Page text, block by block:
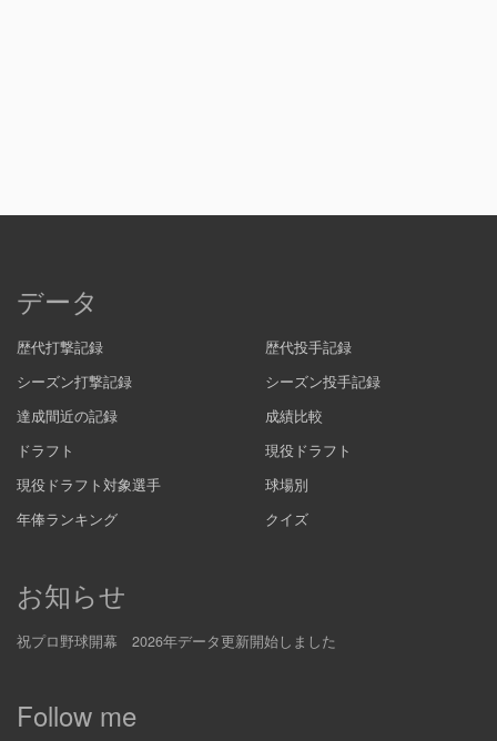
データ
歴代打撃記録
歴代投手記録
シーズン打撃記録
シーズン投手記録
達成間近の記録
成績比較
ドラフト
現役ドラフト
現役ドラフト対象選手
球場別
年俸ランキング
クイズ
お知らせ
祝プロ野球開幕 2026年データ更新開始しました
Follow me